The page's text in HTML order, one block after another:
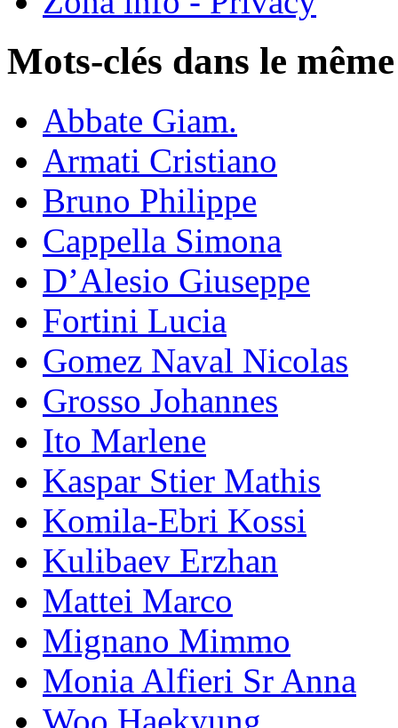
Mots-clés dans le
Abbate Giam.
Armati Cristiano
Bruno Philippe
Cappella Simona
D’Alesio Giuseppe
Fortini Lucia
Gomez Naval Nicolas
Grosso Johannes
Ito Marlene
Kaspar Stier Mathis
Komila-Ebri Kossi
Kulibaev Erzhan
Mattei Marco
Mignano Mimmo
Monia Alfieri Sr Anna